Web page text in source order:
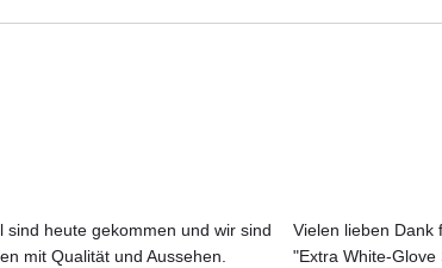
sind heute gekommen und wir sind
mit Qualität und Aussehen.
Vielen lieben Dank
"Extra White-Glove